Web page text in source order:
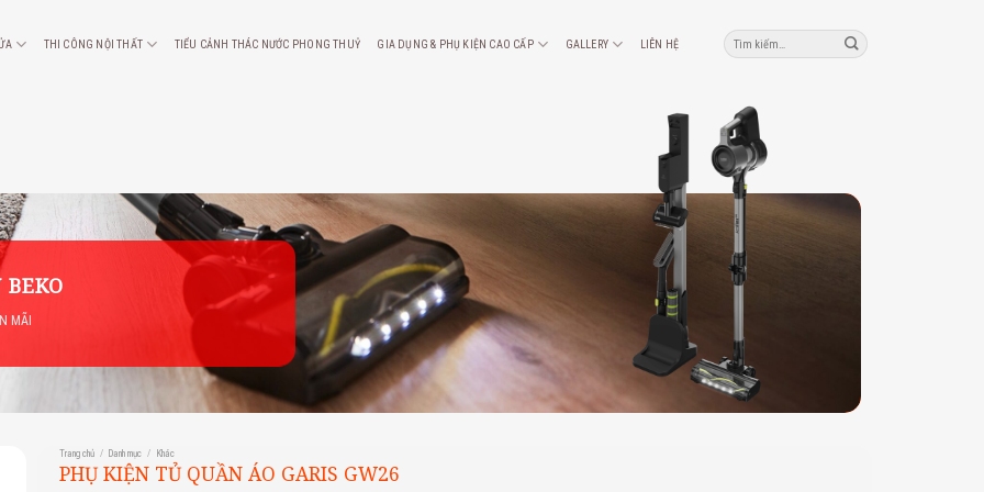
THI CÔNG NỘI THẤT TIỂU CẢNH THÁC NƯỚC PHONG THUỶ GIA DỤNG & PHỤ KIỆN CAO CẤP GALLERY LIÊN HỆ
Tìm
kiếm:
MÃI
Trang chủ / Danh mục / Khác
PHỤ KIỆN TỦ QUẦN ÁO GARIS GW26